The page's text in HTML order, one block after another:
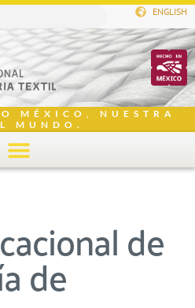
ENGLISH
MÉXICO, NUESTRA
MUNDO.
de
de